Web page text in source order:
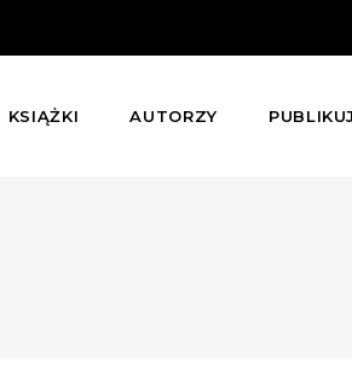
KSIĄŻKI AUTORZY